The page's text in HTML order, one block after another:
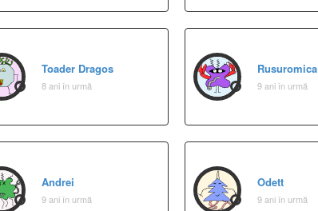
Toader Dragos
8 ani în urmă
Rusuromica
9 ani în urmă
Andrei
9 ani în urmă
Odett
9 ani în urmă